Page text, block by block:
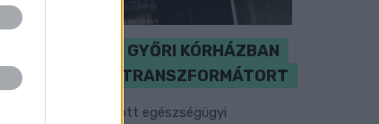
KICSERÉLTÉK A GYŐRI KÓRHÁZBAN
TRANSZFORMÁTORT
az elhalasztott egészségügyi